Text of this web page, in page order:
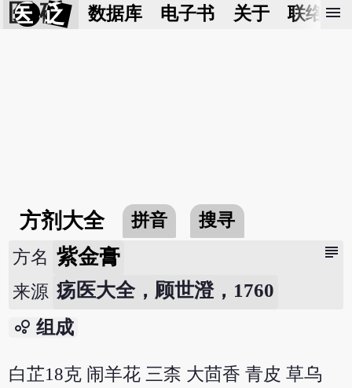
医 砭 数据库 电子书 关于 联络我
menu
方剂大全 拼音 搜寻
subject
方名 紫金膏
来源 疡医大全，顾世澄，1760
bubble_chart 组成
白芷18克 闹羊花 三柰 大茴香 青皮 草乌